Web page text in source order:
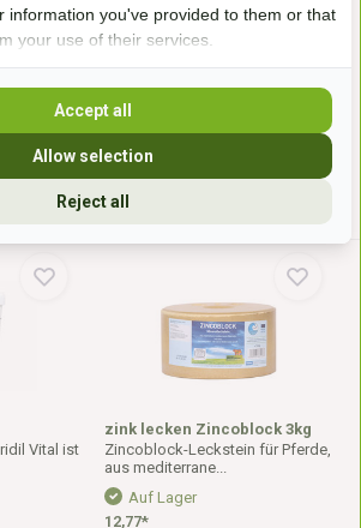
Haut-, Huf-, Fellprobleme?
Mangelnde Muskulatur ...
* Inkl. MwSt. zzgl.
Vital ist
zink lecken Zincoblock 3kg
Zincoblock-Leckstein für Pferde,
aus mediterrane...
Auf Lager
12,77*
information you've provided to them or that
your use of their services.
Reject all
Allow selection
Accept all